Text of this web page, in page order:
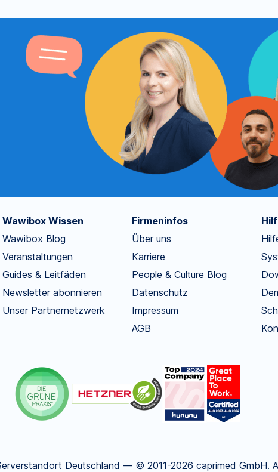
Wawibox Wissen
Wawibox Blog
Veranstaltungen
Guides & Leitfäden
Newsletter abonnieren
Unser Partnernetzwerk
Firmeninfos
Über uns
Karriere
People & Culture Blog
Datenschutz
Impressum
AGB
Deutschland — © 2011-2026 caprimed GmbH.